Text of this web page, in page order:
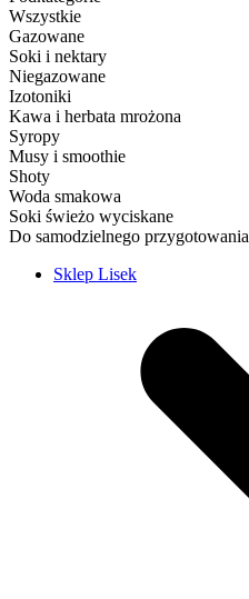
Wszystkie
Gazowane
Soki i nektary
Niegazowane
Izotoniki
Kawa i herbata mrożona
Syropy
Musy i smoothie
Shoty
Woda smakowa
Soki świeżo wyciskane
Do samodzielnego przygotowania
Sklep Lisek